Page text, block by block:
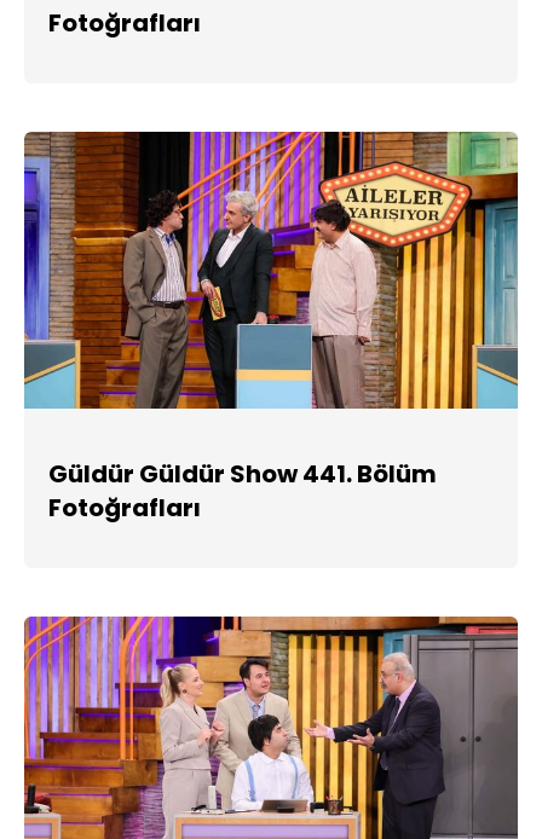
Fotoğrafları
Güldür Güldür Show 441. Bölüm
Fotoğrafları